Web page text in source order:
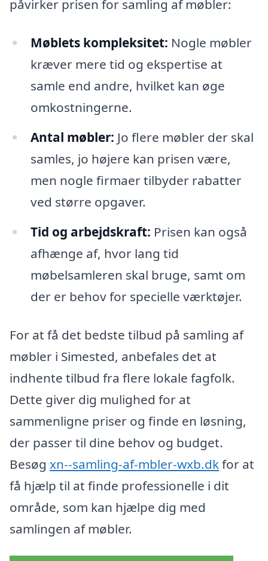
påvirker prisen for samling af møbler:
Møblets kompleksitet: Nogle møbler
kræver mere tid og ekspertise at
samle end andre, hvilket kan øge
omkostningerne.
Antal møbler: Jo flere møbler der skal
samles, jo højere kan prisen være,
men nogle firmaer tilbyder rabatter
ved større opgaver.
Tid og arbejdskraft: Prisen kan også
afhænge af, hvor lang tid
møbelsamleren skal bruge, samt om
der er behov for specielle værktøjer.
For at få det bedste tilbud på samling af
møbler i Simested, anbefales det at
indhente tilbud fra flere lokale fagfolk.
Dette giver dig mulighed for at
sammenligne priser og finde en løsning,
der passer til dine behov og budget.
Besøg xn--samling-af-mbler-wxb.dkfor at
få hjælp til at finde professionelle i dit
område, som kan hjælpe dig med
samlingen af møbler.